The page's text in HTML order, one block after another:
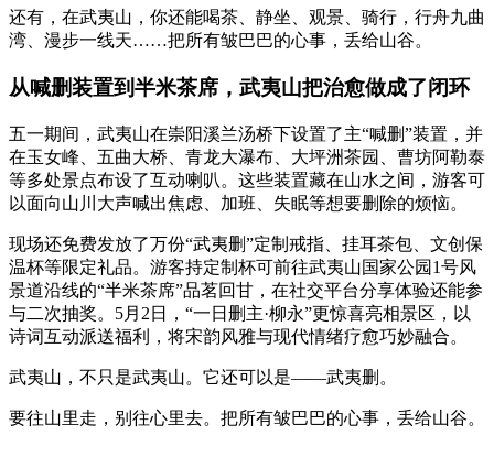
还有，在武夷山，你还能喝茶、静坐、观景、骑行，行舟九曲
湾、漫步一线天……把所有皱巴巴的心事，丢给山谷。
从喊删装置到半米茶席，武夷山把治愈做成了闭环
五一期间，武夷山在崇阳溪兰汤桥下设置了主“喊删”装置，并
在玉女峰、五曲大桥、青龙大瀑布、大坪洲茶园、曹坊阿勒泰
等多处景点布设了互动喇叭。这些装置藏在山水之间，游客可
以面向山川大声喊出焦虑、加班、失眠等想要删除的烦恼。
现场还免费发放了万份“武夷删”定制戒指、挂耳茶包、文创保
温杯等限定礼品。游客持定制杯可前往武夷山国家公园1号风
景道沿线的“半米茶席”品茗回甘，在社交平台分享体验还能参
与二次抽奖。5月2日，“一日删主·柳永”更惊喜亮相景区，以
诗词互动派送福利，将宋韵风雅与现代情绪疗愈巧妙融合。
武夷山，不只是武夷山。它还可以是——武夷删。
要往山里走，别往心里去。把所有皱巴巴的心事，丢给山谷。